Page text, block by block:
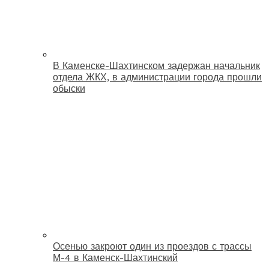
В Каменске-Шахтинском задержан начальник
отдела ЖКХ, в администрации города прошли
обыски
Осенью закроют один из проездов с трассы
М-4 в Каменск-Шахтинский